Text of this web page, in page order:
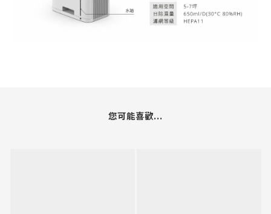
您可能喜歡...